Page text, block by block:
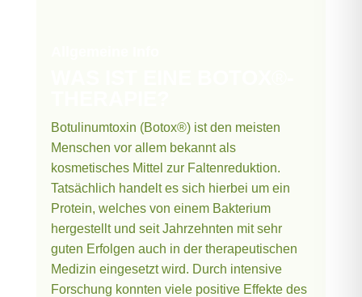
Botulinumtoxin (Botox®) ist den meisten
Menschen vor allem bekannt als
kosmetisches Mittel zur Faltenreduktion.
Tatsächlich handelt es sich hierbei um ein
Protein, welches von einem Bakterium
hergestellt und seit Jahrzehnten mit sehr
guten Erfolgen auch in der therapeutischen
Medizin eingesetzt wird. Durch intensive
Forschung konnten viele positive Effekte des